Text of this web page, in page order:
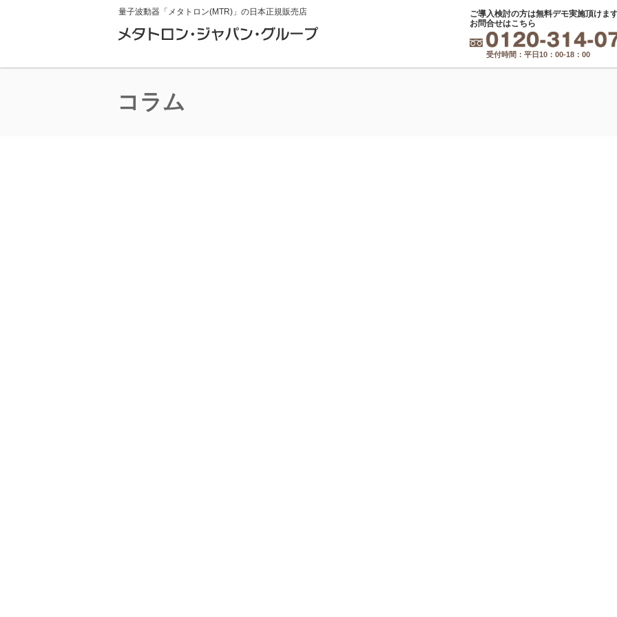
量子波動器「メタトロン(MTR)」の日本正規販売店
ご導入検討の方は無料デモ実施頂けま
お問合せはこちら
受付時間： 平日10：00-18：00
コラム